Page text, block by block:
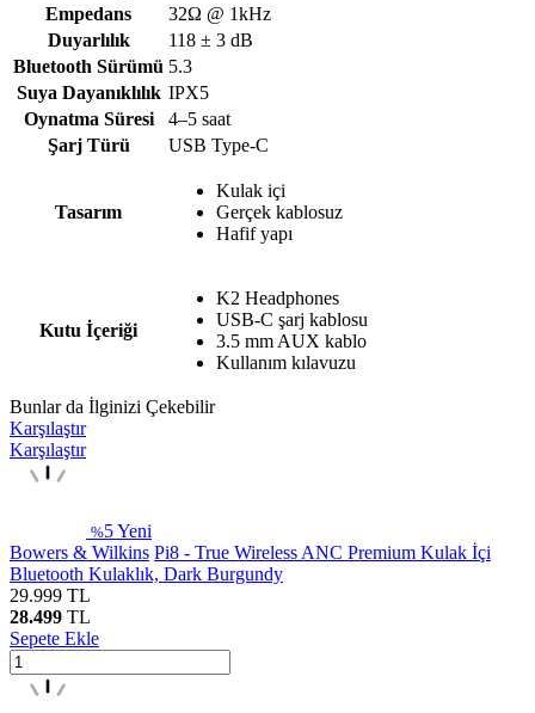
Empedans
32Ω @ 1kHz
Duyarlılık
118 ± 3 dB
Bluetooth Sürümü 5.3
Suya Dayanıklılık IPX5
Oynatma Süresi
4–5 saat
Şarj Türü
USB Type-C
Tasarım
Kulak içi
Gerçek kablosuz
Hafif yapı
Kutu İçeriği
K2 Headphones
USB-C şarj kablosu
3.5 mm AUX kablo
Kullanım kılavuzu
Bunlar da İlginizi Çekebilir
Karşılaştır
Karşılaştır
%5Yeni
Bowers & Wilkins Pi8 - True Wireless ANC Premium Kulak İçi
Bluetooth Kulaklık, Dark Burgundy
29.999 TL
28.499 TL
Sepete Ekle